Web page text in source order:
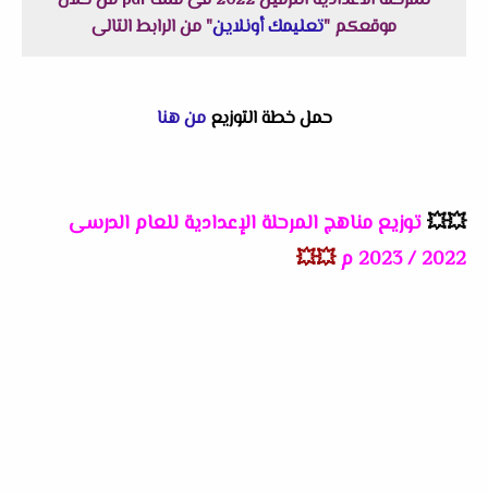
موقعكم "تعليمك أونلاين" من الرابط التالى
حمل خطة التوزيعمن هنا
💥💥توزيع مناهج المرحلة الإعدادية للعام الدرسى
2022 / 2023 م
💥💥